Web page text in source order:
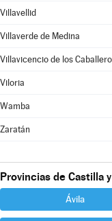
Villavellid
Villaverde de Medina
Villavicencio de los
Viloria
Wamba
Zaratán
Provincias de Castilla
Ávila